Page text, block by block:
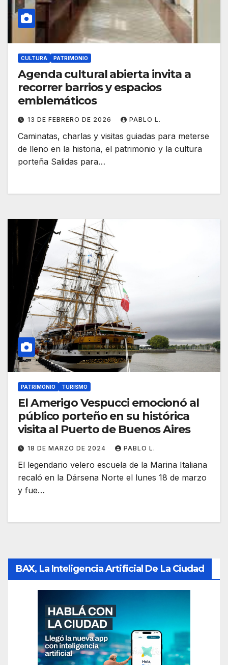
CULTURA PATRIMONIO
Agenda cultural abierta invita a
recorrer barrios y espacios
emblemáticos
13 DE FEBRERO DE 2026 PABLO L.
Caminatas, charlas y visitas guiadas para meterse
de lleno en la historia, el patrimonio y la cultura
porteña Salidas para…
PATRIMONIO TURISMO
El Amerigo Vespucci emocionó al
público porteño en su histórica
visita al Puerto de Buenos Aires
18 DE MARZO DE 2024 PABLO L.
El legendario velero escuela de la Marina Italiana
recaló en la Dársena Norte el lunes 18 de marzo
y fue…
BAX, La Inteligencia Artificial De La Ciudad